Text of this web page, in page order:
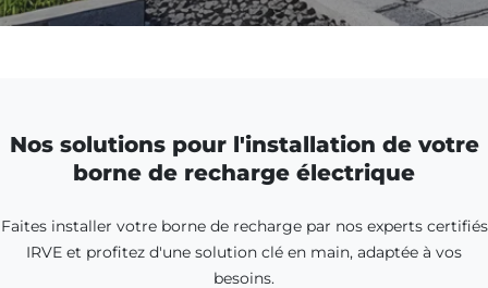
Nos solutions pour l'installation de votre
borne de recharge électrique
Faites installer votre borne de recharge par nos experts certifiés
IRVE et profitez d'une solution clé en main, adaptée à vos
besoins.